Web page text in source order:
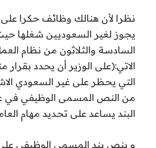
نظرا لأن هنالك وظائف حكرا
يجوز لغير السعوديين شغلها
السادسة والثلاثون من نظام
الاتي:(على الوزير أن يحدد بقرار
التي يحظر على غير السعودي
من النص المسمى الوظيفي في
البند يساعد على تحديد مهام
و ينص بند المسمى الوظيفي على